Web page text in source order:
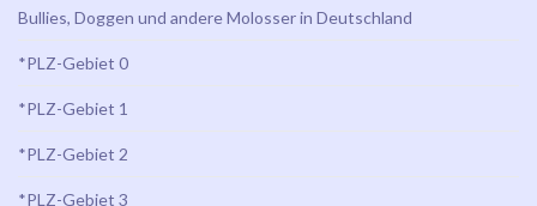
Bullies, Doggen und andere Molosser in Deutschland
*PLZ-Gebiet 0
*PLZ-Gebiet 1
*PLZ-Gebiet 2
*PLZ-Gebiet 3